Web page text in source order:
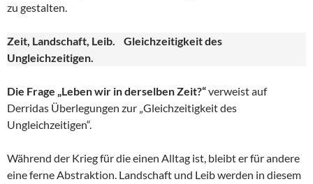
zu gestalten.
Zeit, Landschaft, Leib. Gleichzeitigkeit des
Ungleichzeitigen.
Die Frage „Leben wir in derselben Zeit?“verweist auf
Derridas Überlegungen zur „Gleichzeitigkeit des
Ungleichzeitigen“.
Während der Krieg für die einen Alltag ist, bleibt er für andere
eine ferne Abstraktion. Landschaft und Leib werden in diesem